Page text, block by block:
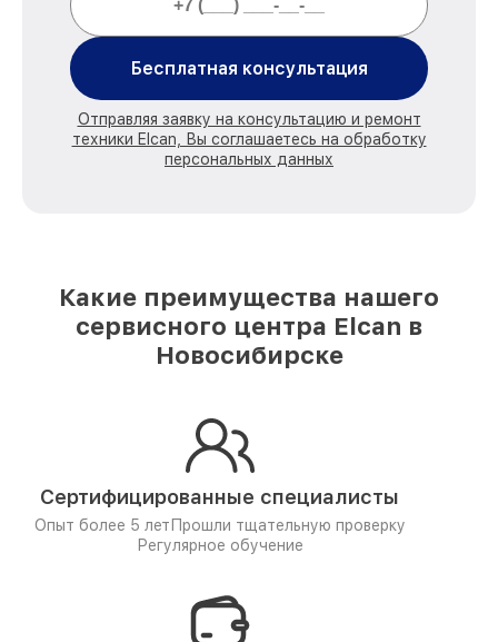
Бесплатная консультация
Отправляя заявку на консультацию и ремонт
техники Elcan, Вы соглашаетесь на обработку
персональных данных
Какие преимущества нашего
сервисного центра Elcan в
Новосибирске
Сертифицированные специалисты
Опыт более 5 лет Прошли тщательную проверку
Регулярное обучение